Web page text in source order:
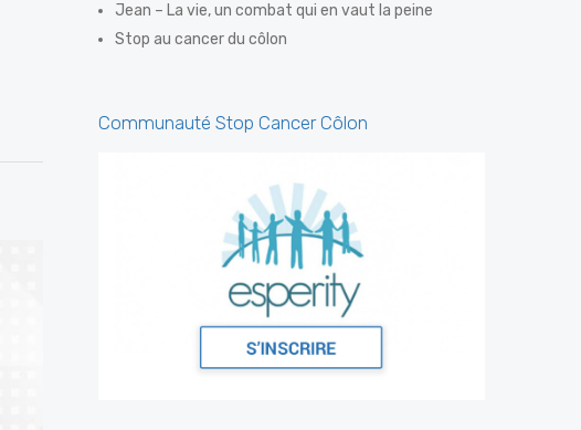
...See More
Dit willen we graag met jullie delen.
Thérèse Colemont, de tante van onze dr. Luc
Colemont, werd uitgeroepen tot een van de
50 Belgische B
Jean – La vie, un combat qui en vaut la peine
Stop au cancer du côlon
Communauté Stop Cancer Côlon